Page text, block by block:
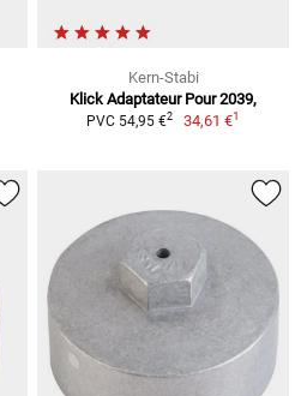
Kern-Stabi
Klick Adaptateur Pour 2039,
PVC 54,95 €2 34,61 €1